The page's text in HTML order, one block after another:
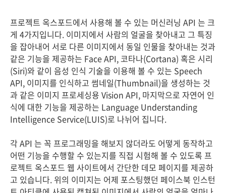
프로젝트 옥스포드에서 사용해 볼 수 있는 머신러닝 API 는 크
게 4가지입니다. 이미지에서 사람의 얼굴을 찾아내고 그 특징
을 잡아내어 서로 다른 이미지에서 동일 인물을 찾아내는 것과
같은 기능을 제공하는 Face API, 코타나(Cortana) 혹은 시리
(Siri)와 같이 음성 인식 기술을 이용해 볼 수 있는 Speech
API, 이미지를 인식하고 썸네일(Thumbnail)을 생성하는 것
과 같은 이미지 프로세싱용 Vision API, 마지막으로 자연어 인
식에 대한 기능을 제공하는 Language Understanding
Intelligence Service(LUIS)로 나뉘어 집니다.
각 API 는 꼭 프로그래밍을 해보지 않더라도 어떻게 동작하고
어떤 기능을 수행할 수 있는지를 직접 시험해 볼 수 있도록 프
로젝트 옥스포드 웹 사이트에서 간단한 데모 페이지를 제공하
고 있습니다. 위의 이미지는 어제 포스팅했던 페이스북 인스턴